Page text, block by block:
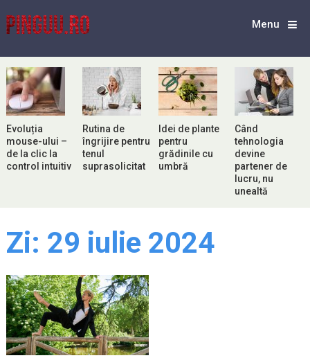
Menu
Evoluția
mouse-ului –
de la clic la
control intuitiv
Rutina de
îngrijire pentru
tenul
suprasolicitat
Idei de plante
pentru
grădinile cu
umbră
Când
tehnologia
devine
partener de
lucru, nu
unealtă
Zi: 29 iulie 2024